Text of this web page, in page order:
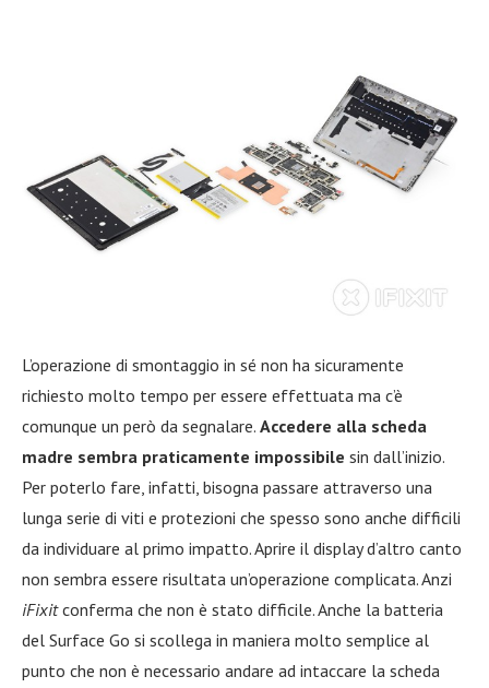
L’operazione di smontaggio in sé non ha sicuramente
richiesto molto tempo per essere effettuata ma c’è
comunque un però da segnalare. Accedere alla scheda
madre sembra praticamente impossibile sin dall’inizio.
Per poterlo fare, infatti, bisogna passare attraverso una
lunga serie di viti e protezioni che spesso sono anche difficili
da individuare al primo impatto. Aprire il display d’altro canto
non sembra essere risultata un’operazione complicata. Anzi
iFixitconferma che non è stato difficile. Anche la batteria
del Surface Go si scollega in maniera molto semplice al
punto che non è necessario andare ad intaccare la scheda